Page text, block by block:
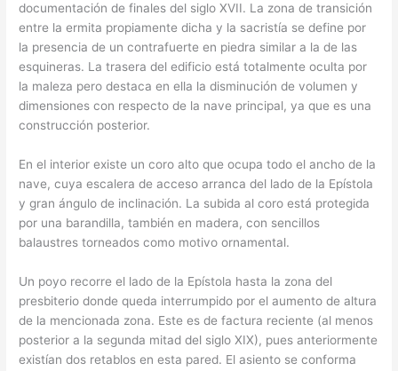
documentación de finales del siglo XVII. La zona de transición
entre la ermita propiamente dicha y la sacristía se define por
la presencia de un contrafuerte en piedra similar a la de las
esquineras. La trasera del edificio está totalmente oculta por
la maleza pero destaca en ella la disminución de volumen y
dimensiones con respecto de la nave principal, ya que es una
construcción posterior.
En el interior existe un coro alto que ocupa todo el ancho de la
nave, cuya escalera de acceso arranca del lado de la Epístola
y gran ángulo de inclinación. La subida al coro está protegida
por una barandilla, también en madera, con sencillos
balaustres torneados como motivo ornamental.
Un poyo recorre el lado de la Epístola hasta la zona del
presbiterio donde queda interrumpido por el aumento de altura
de la mencionada zona. Este es de factura reciente (al menos
posterior a la segunda mitad del siglo XIX), pues anteriormente
existían dos retablos en esta pared. El asiento se conforma